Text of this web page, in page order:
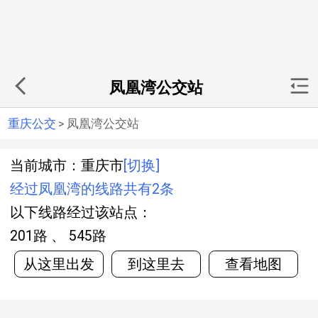
凤凰湾公交站
重庆公交 > 凤凰湾公交站
当前城市：重庆市 [切换]
经过凤凰湾的线路共有2条
以下线路经过该站点：
201路 、 545路
从这里出发
到这里去 查看地图